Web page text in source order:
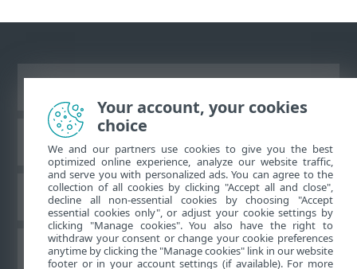
База знания на ESET
Форум на ESET
Регионална поддръжка
Your account, your cookies
choice
We and our partners use cookies to give you the best
optimized online experience, analyze our website traffic,
and serve you with personalized ads. You can agree to the
collection of all cookies by clicking "Accept all and close",
decline all non-essential cookies by choosing "Accept
essential cookies only", or adjust your cookie settings by
clicking "Manage cookies". You also have the right to
withdraw your consent or change your cookie preferences
anytime by clicking the "Manage cookies" link in our website
footer or in your account settings (if available). For more